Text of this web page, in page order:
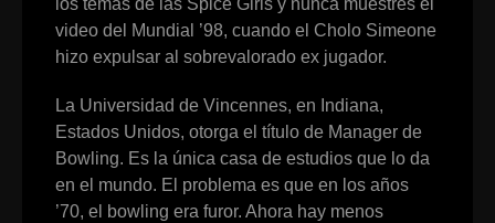
los temas de las Spice Girls y nunca muestres el
video del Mundial ’98, cuando el Cholo Simeone
hizo expulsar al sobrevalorado ex jugador.
La Universidad de Vincennes, en Indiana,
Estados Unidos, otorga el título de Manager de
Bowling. Es la única casa de estudios que lo da
en el mundo. El problema es que en los años
’70, el bowling era furor. Ahora hay menos